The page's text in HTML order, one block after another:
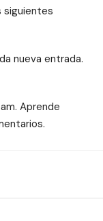
siguientes
nueva entrada.
Aprende